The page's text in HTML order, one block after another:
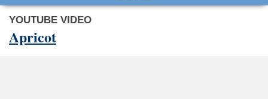
YOUTUBE VIDEO
Apricot